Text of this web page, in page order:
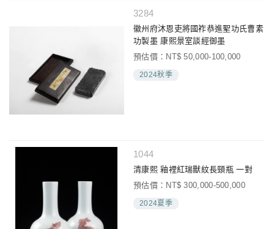
3284
徽州府沐恩吏將國祚恭進聖功氏曹素
功製墨 康熙景室談經御墨
預估價：NT$ 50,000-100,000
2024秋季
1044
清康熙 釉裡紅瑞獸紋長頸瓶 一對
預估價：NT$ 300,000-500,000
2024夏季